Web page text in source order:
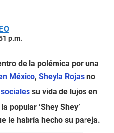
p.m.
de la polémica por una
México, Sheyla Rojas no
su vida de lujos en
popular ‘Shey Shey’
le habría hecho su pareja.